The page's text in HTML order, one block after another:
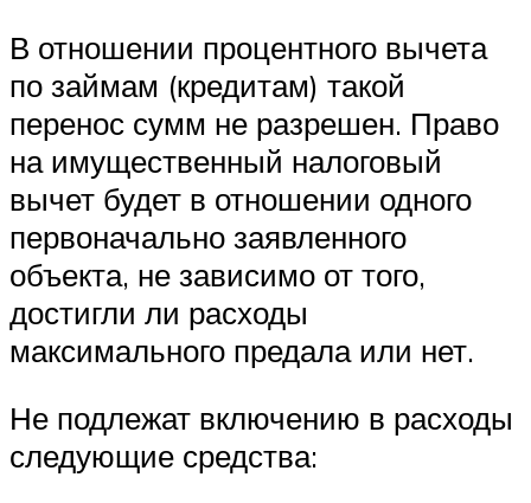
В отношении процентного вычета
по займам (кредитам) такой
перенос сумм не разрешен. Право
на имущественный налоговый
вычет будет в отношении одного
первоначально заявленного
объекта, не зависимо от того,
достигли ли расходы
максимального предала или нет.
Не подлежат включению в расходы
следующие средства: